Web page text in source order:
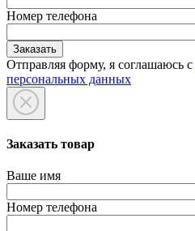
Номер телефона
Отправляя форму, я соглашаюсь с
персональных данных
Заказать товар
Ваше имя
Номер телефона